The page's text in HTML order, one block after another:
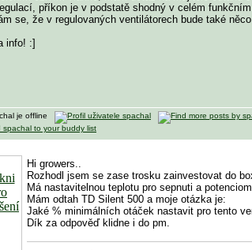
příkon je v podstatě shodný v celém
se, že v regulovaných ventilátorech bude také
info! :]
Hi growers..
Rozhodl jsem se zase trosku zainvestovat do
Má nastavitelnou teplotu pro sepnuti a
Mám odtah TD Silent 500 a moje otázka je:
Jaké % minimálních otáček nastavit pro tento
Dík za odpověď klidne i do pm.